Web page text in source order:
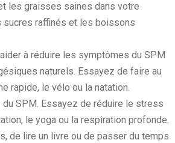
les graisses saines dans votre
sucres raffinés et les boissons
à réduire les symptômes du SPM
naturels. Essayez de faire au
rapide, le vélo ou la natation.
SPM. Essayez de réduire le stress
le yoga ou la respiration profonde.
de lire un livre ou de passer du temps